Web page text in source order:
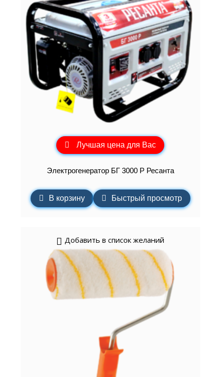
Лучшая цена для Вас
Электрогенератор БГ 3000 Р Ресанта
В корзину Быстрый просмотр
Добавить в список желаний